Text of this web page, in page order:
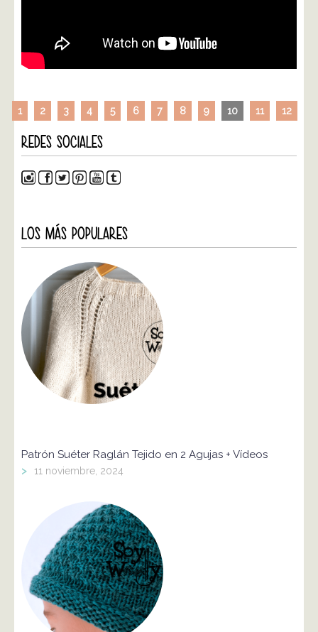
1 2 3 4 5 6 7 8 9 10 11 12
REDES SOCIALES
LOS MÁS POPULARES
Patrón Suéter Raglán Tejido en 2 Agujas + Vídeos
> 11 noviembre, 2024